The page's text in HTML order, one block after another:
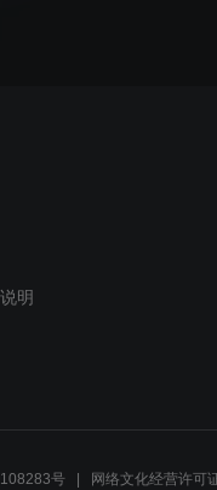
明
号 网络文化经营许可